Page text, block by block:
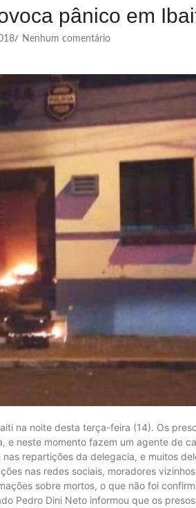
pânico em
/ Nenhum comentário
na noite desta terça-feira (14). Os
e neste momento fazem um agente de
repartições da delegacia, e muitos
nas redes sociais, moradores
sobre mortos, o que não foi
Pedro Dini Neto informou que os